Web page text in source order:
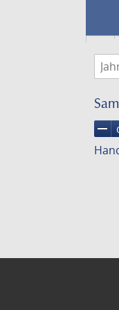
1474
remove